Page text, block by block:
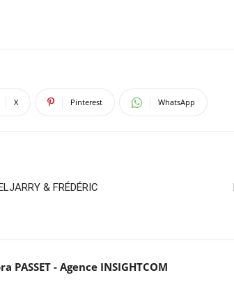
X Pinterest WhatsApp
& FRÉDÉRIC
PASSET - Agence INSIGHTCOM